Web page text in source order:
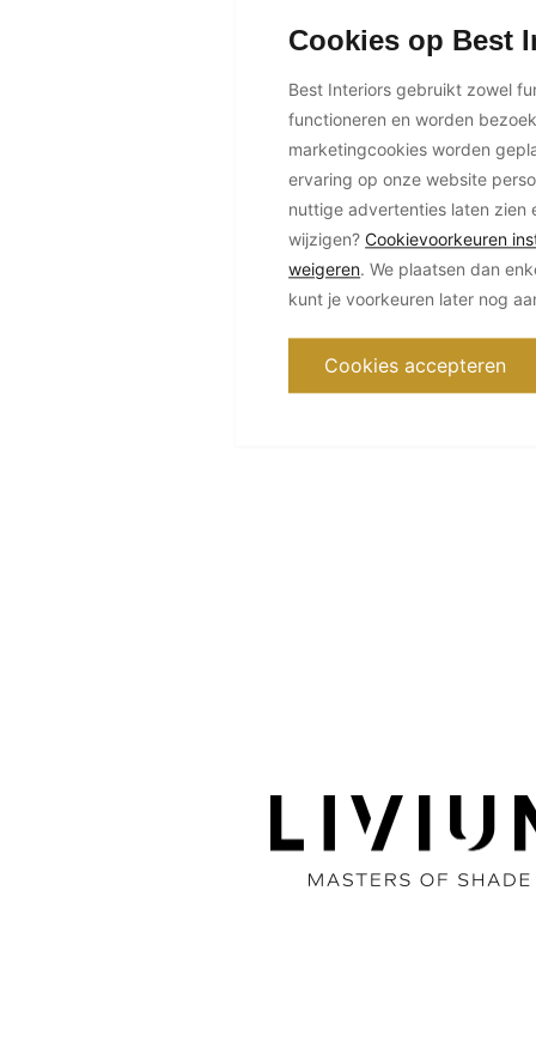
Cookies op Best
Best Interiors gebruikt zowel
functioneren en worden
marketingcookies worden
ervaring op onze website
nuttige advertenties laten zien
wijzigen?Cookievoorkeuren
weigeren. We plaatsen dan
kunt je voorkeuren later nog
Cookies accepteren